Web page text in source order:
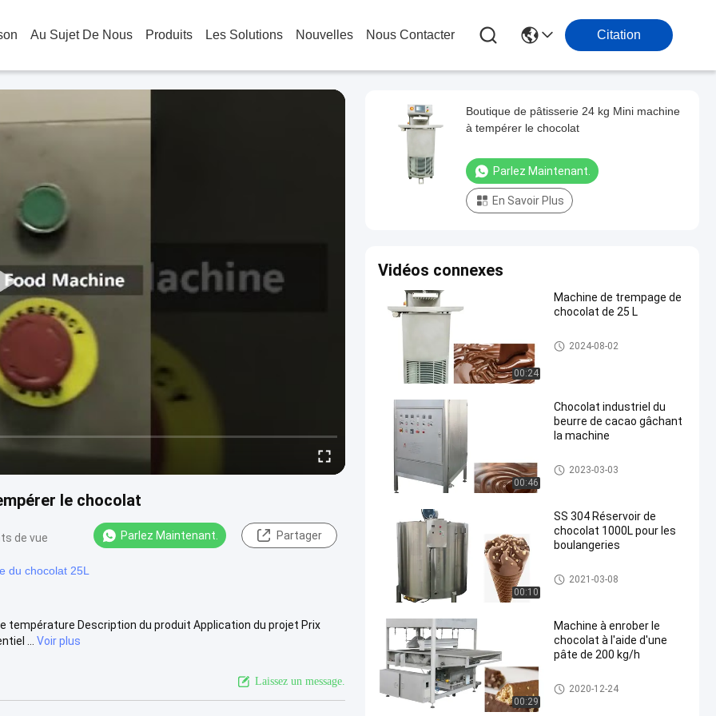
Au Sujet De Nous Produits Les Solutions Nouvelles Nous Contacter Citation
le chocolat
de vue Parlez Maintenant. Partager
du chocolat 25L
Description du produit Application du projet Prix
...
Voir plus
Laissez un message.
Boutique de pâtisserie 24 kg Mini machine
à tempérer le chocolat
Parlez Maintenant.
En Savoir Plus
Vidéos connexes
00:24
Machine de trempage de
chocolat de 25 L
chocolat gâchant la machine
2024-08-02
00:46
Chocolat industriel du
beurre de cacao gâchant
la machine
chocolat gâchant la machine
2023-03-03
00:10
SS 304 Réservoir de
chocolat 1000L pour les
boulangeries
réservoir de stockage de choc
olat
2021-03-08
00:29
Machine à enrober le
chocolat à l'aide d'une
pâte de 200 kg/h
Chocolat enrobant la machine
2020-12-24